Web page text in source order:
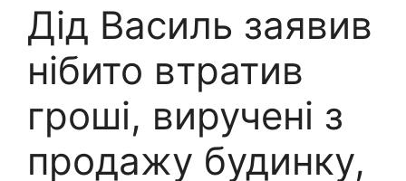
Дід Василь заявив
нібито втратив
гроші, виручені з
продажу будинку,